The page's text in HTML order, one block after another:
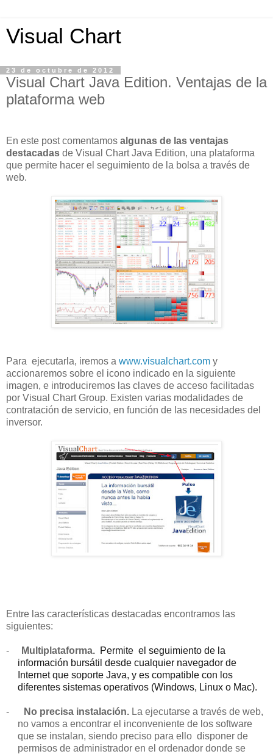
Visual Chart
23 de octubre de 2012
Visual Chart Java Edition. Ventajas de la
plataforma web
En este post comentamos algunas de las ventajas
destacadas de Visual Chart Java Edition, una plataforma
que permite hacer el seguimiento de la bolsa a través de
web.
Para ejecutarla, iremos a www.visualchart.com y
accionaremos sobre el icono indicado en la siguiente
imagen, e introduciremos las claves de acceso facilitadas
por Visual Chart Group. Existen varias modalidades de
contratación de servicio, en función de las necesidades del
inversor.
Entre las características destacadas encontramos las
siguientes:
- Multiplataforma. Permite el seguimiento de la
información bursátil desde cualquier navegador de
Internet que soporte Java, y es compatible con los
diferentes sistemas operativos (Windows, Linux o Mac).
- No precisa instalación. La ejecutarse a través de web,
no vamos a encontrar el inconveniente de los software
que se instalan, siendo preciso para ello disponer de
permisos de administrador en el ordenador donde se